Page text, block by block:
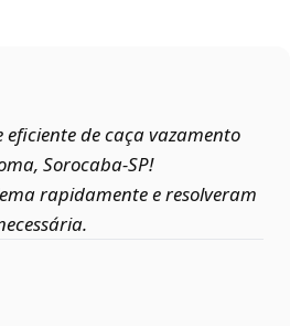
de caça vazamento
Sorocaba‑SP!
rapidamente e resolveram